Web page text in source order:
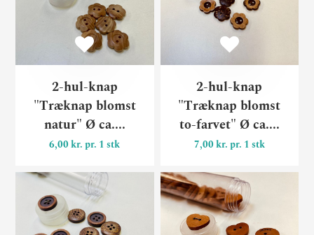
2-hul-knap
"Træknap blomst
natur" Ø ca....
6,00 kr. pr. 1 stk
2-hul-knap
"Træknap blomst
to-farvet" Ø ca....
7,00 kr. pr. 1 stk
2-hul-knap "Træknap blå"